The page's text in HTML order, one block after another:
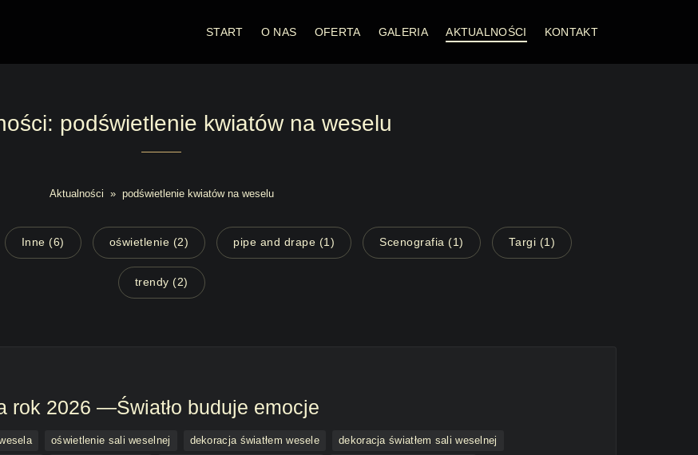
START O NAS OFERTA GALERIA AKTUALNOŚCI KONTAKT
podświetlenie kwiatów na weselu
Aktualności » podświetlenie kwiatów na weselu
Inne (6) oświetlenie (2) pipe and drape (1) Scenografia (1) Targi (1)
trendy (2)
rok 2026 —Światło buduje emocje
oświetlenie sali weselnej dekoracja światłem wesele
dekoracja światłem sali weselnej